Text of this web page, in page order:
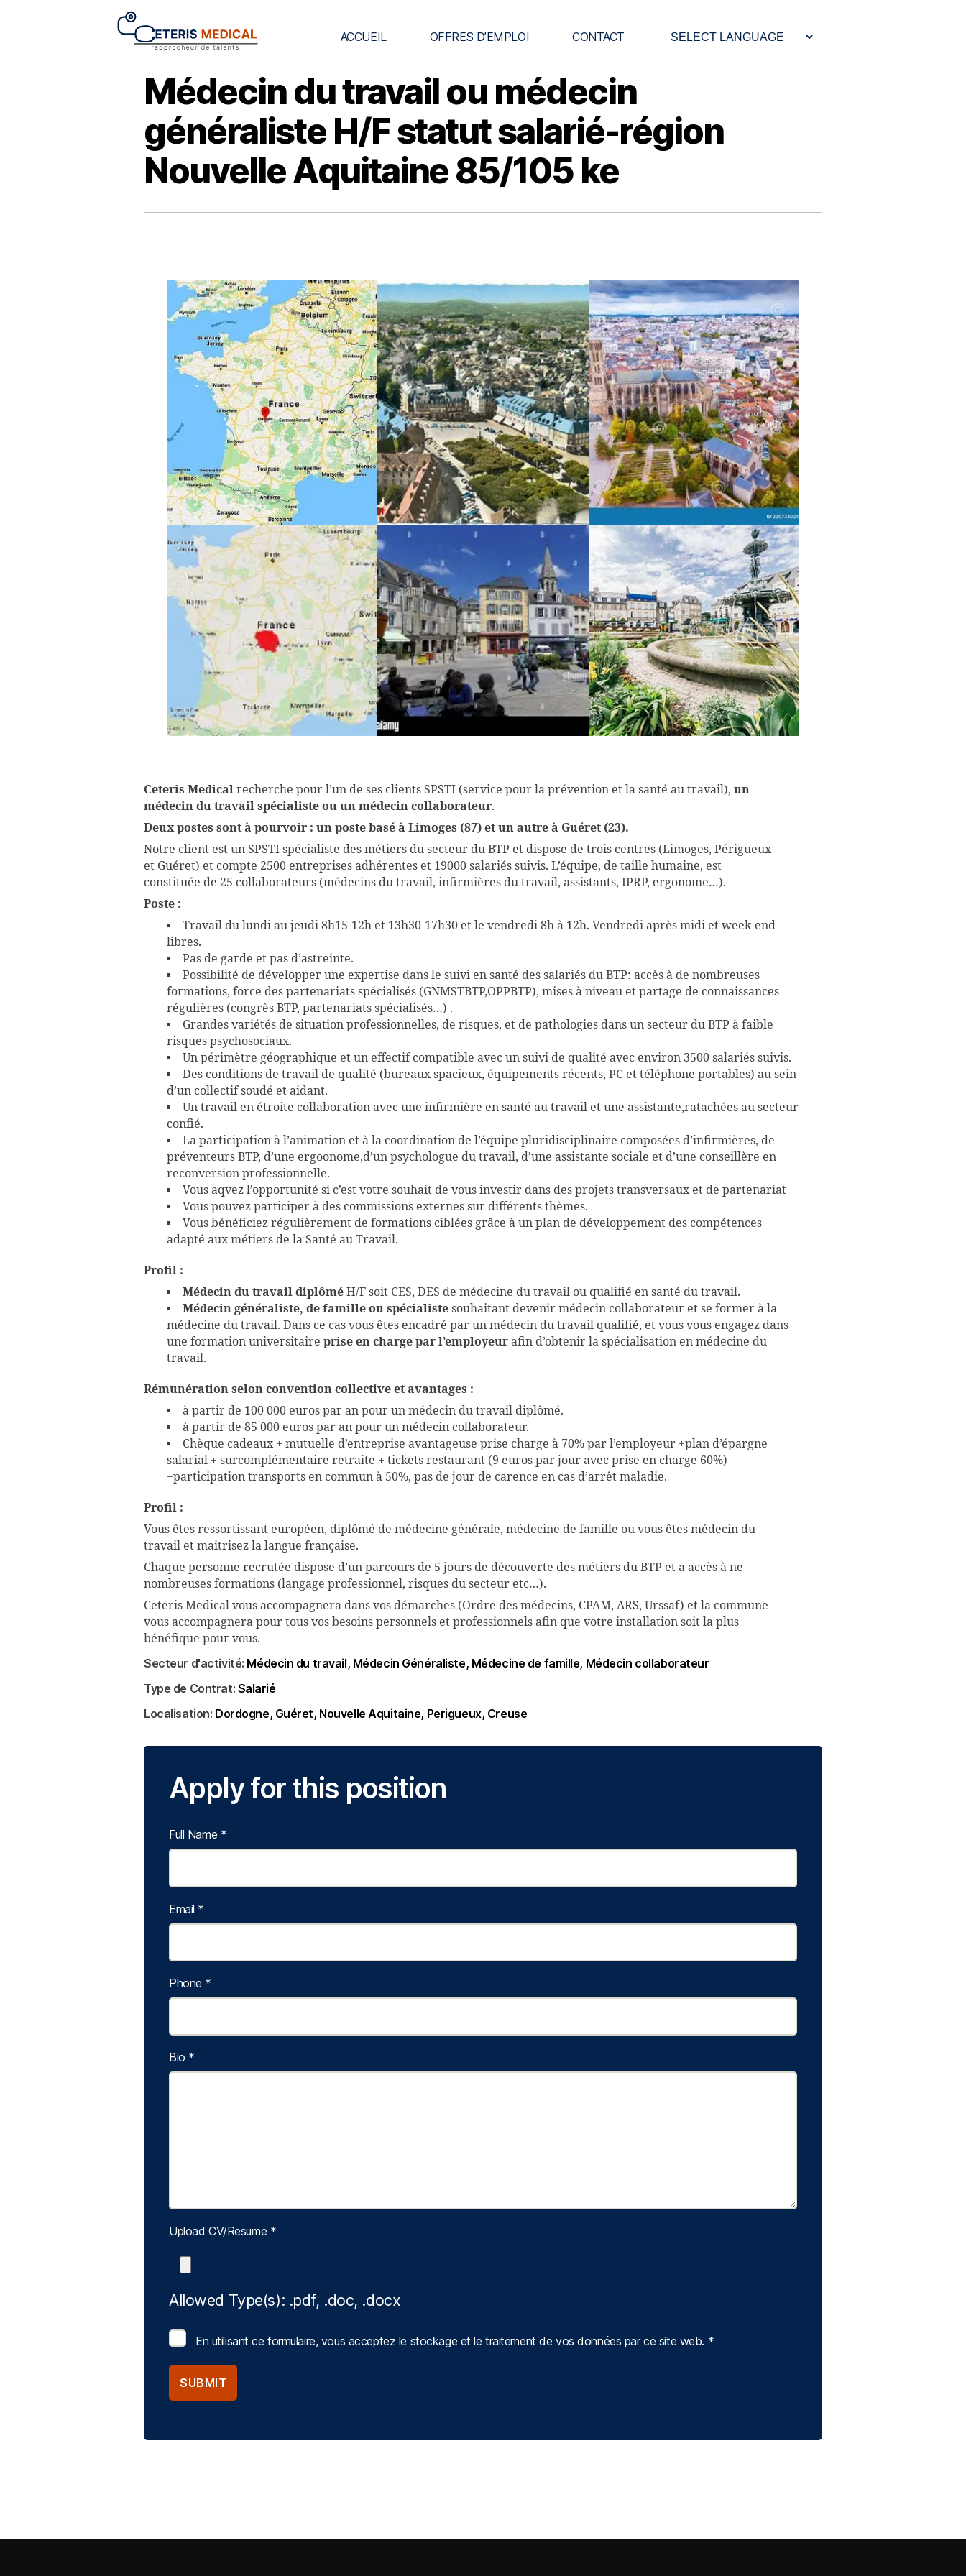
ACCUEIL OFFRES D’EMPLOI CONTACT
Médecin du travail ou médecin
généraliste H/F statut salarié-région
Nouvelle Aquitaine 85/105 ke
Ceteris Medical recherche pour l’un de ses clients SPSTI (service pour la prévention et la santé au travail), un
médecin du travail spécialiste ou un médecin collaborateur.
Deux postes sont à pourvoir : un poste basé à Limoges (87) et un autre à Guéret (23).
Notre client est un SPSTI spécialiste des métiers du secteur du BTP et dispose de trois centres (Limoges, Périgueux
et Guéret) et compte 2500 entreprises adhérentes et 19000 salariés suivis. L’équipe, de taille humaine, est
constituée de 25 collaborateurs (médecins du travail, infirmières du travail, assistants, IPRP, ergonome…).
Poste :
Travail du lundi au jeudi 8h15-12h et 13h30-17h30 et le vendredi 8h à 12h. Vendredi après midi et week-end
libres.
Pas de garde et pas d’astreinte.
Possibilité de développer une expertise dans le suivi en santé des salariés du BTP: accès à de nombreuses
formations, force des partenariats spécialisés (GNMSTBTP,OPPBTP), mises à niveau et partage de connaissances
régulières (congrès BTP, partenariats spécialisés…) .
Grandes variétés de situation professionnelles, de risques, et de pathologies dans un secteur du BTP à faible
risques psychosociaux.
Un périmètre géographique et un effectif compatible avec un suivi de qualité avec environ 3500 salariés suivis.
Des conditions de travail de qualité (bureaux spacieux, équipements récents, PC et téléphone portables) au sein
d’un collectif soudé et aidant.
Un travail en étroite collaboration avec une infirmière en santé au travail et une assistante,ratachées au secteur
confié.
La participation à l’animation et à la coordination de l’équipe pluridisciplinaire composées d’infirmières, de
préventeurs BTP, d’une ergoonome,d’un psychologue du travail, d’une assistante sociale et d’une conseillère en
reconversion professionnelle.
Vous aqvez l’opportunité si c’est votre souhait de vous investir dans des projets transversaux et de partenariat
Vous pouvez participer à des commissions externes sur différents thèmes.
Vous bénéficiez régulièrement de formations ciblées grâce à un plan de développement des compétences
adapté aux métiers de la Santé au Travail.
Profil :
Médecin du travail diplômé H/F soit CES, DES de médecine du travail ou qualifié en santé du travail.
Médecin généraliste, de famille ou spécialiste souhaitant devenir médecin collaborateur et se former à la
médecine du travail. Dans ce cas vous êtes encadré par un médecin du travail qualifié, et vous vous engagez dans
une formation universitaire prise en charge par l’employeur afin d’obtenir la spécialisation en médecine du
travail.
Rémunération selon convention collective et avantages :
à partir de 100 000 euros par an pour un médecin du travail diplômé.
à partir de 85 000 euros par an pour un médecin collaborateur.
Chèque cadeaux + mutuelle d’entreprise avantageuse prise charge à 70% par l’employeur +plan d’épargne
salarial + surcomplémentaire retraite + tickets restaurant (9 euros par jour avec prise en charge 60%)
+participation transports en commun à 50%, pas de jour de carence en cas d’arrêt maladie.
Profil :
Vous êtes ressortissant européen, diplômé de médecine générale, médecine de famille ou vous êtes médecin du
travail et maitrisez la langue française.
Chaque personne recrutée dispose d’un parcours de 5 jours de découverte des métiers du BTP et a accès à ne
nombreuses formations (langage professionnel, risques du secteur etc…).
Ceteris Medical vous accompagnera dans vos démarches (Ordre des médecins, CPAM, ARS, Urssaf) et la commune
vous accompagnera pour tous vos besoins personnels et professionnels afin que votre installation soit la plus
bénéfique pour vous.
Secteur d'activité: Médecin du travail Médecin Généraliste Médecine de famille Médecin collaborateur
Type de Contrat: Salarié
Localisation: Dordogne Guéret Nouvelle Aquitaine Perigueux Creuse
Apply for this position
Full Name *
Email *
Phone *
Bio *
Upload CV/Resume *
Allowed Type(s): .pdf, .doc, .docx
En utilisant ce formulaire, vous acceptez le stockage et le traitement de vos données par ce site web. *